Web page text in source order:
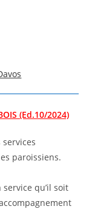
(Ed.10/2024)
paroissiens.
qu’il soit